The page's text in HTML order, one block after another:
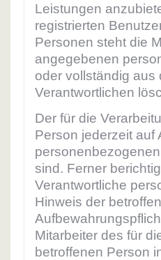
Leistungen
registrierten
Personen steht die
angegebenen
oder vollständig aus
Verantwortlichen
Der für die
Person jederzeit auf
sind. Ferner
Verantwortliche
Hinweis der
Mitarbeiter des für
betroffenen Person